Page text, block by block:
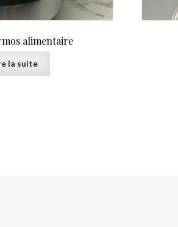
alimentaire
la suite